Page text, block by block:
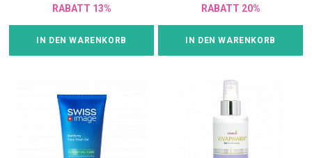
RABATT 13%
IN DEN WARENKORB
RABATT 20%
IN DEN WARENKORB